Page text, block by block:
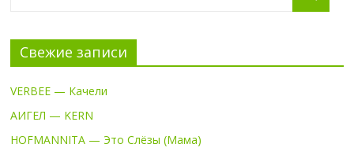
Свежие записи
VERBEE — Качели
АИГЕЛ — KERN
HOFMANNITA — Это Слёзы (Мама)